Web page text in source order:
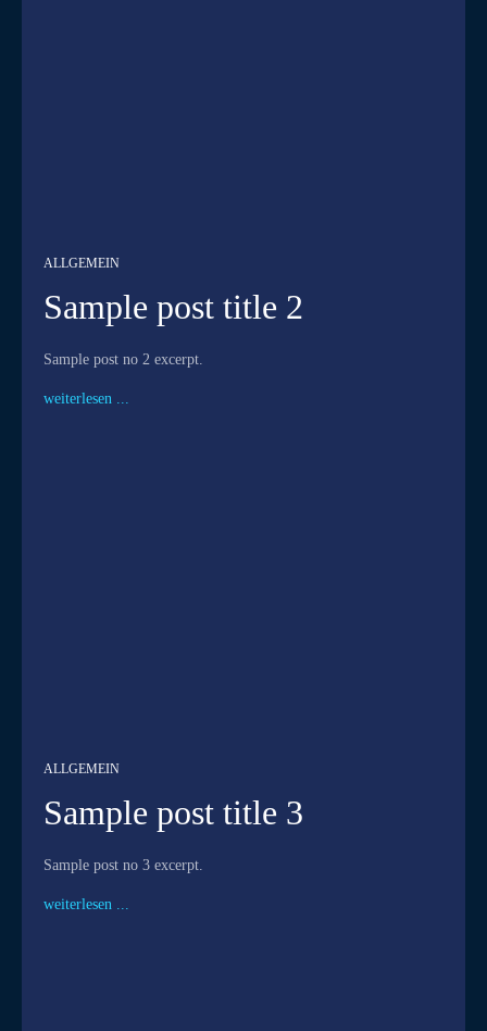
ALLGEMEIN
Sample post title 2
Sample post no 2 excerpt.
weiterlesen ...
ALLGEMEIN
Sample post title 3
Sample post no 3 excerpt.
weiterlesen ...